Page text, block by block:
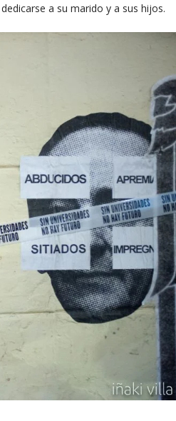
a su marido y a sus hijos.